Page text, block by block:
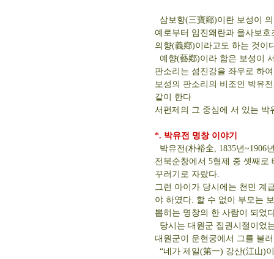
삼보향(三寶鄕)이란 보성이
예로부터 임진왜란과 을사보
의향(義鄕)이라고도 하는 것이
예향(藝鄕)이라 함은 보성이
판소리는 섬진강을 좌우로 하
보성의 판소리의 비조인 박유
같이 한다
서편제의 그 중심에 서 있는 박
*. 박유전 명창 이야기
박유전(朴裕全, 1835년~1906
전북순창에서 5형제 중 셋째
꾸러기로 자랐다.
그런 아이가 당시에는 천민 계
야 하였다. 할 수 없이 부모는
뽑히는 명창의 한 사람이 되었
당시는 대원군 집권시절이었
대원군이 운현궁에서 그를 불
“네가 제일(第一) 강산(江山)